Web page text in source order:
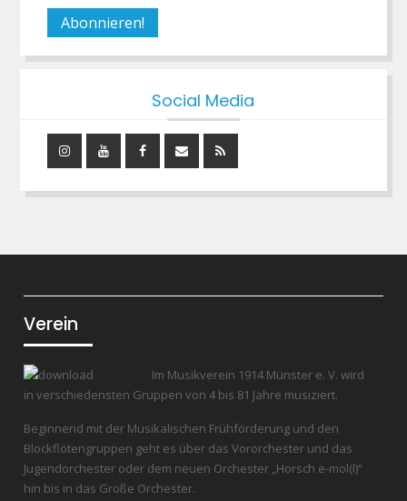
Social Media
Verein
Im Musikverein 1914 Münster e. V. wird
in verschiedensten Gruppen von 4 bis 81 Jahre musiziert.
Beginnend mit der Musikalischen Frühförderung und den
Blockflötengruppen geht es über das Vororchester und das
Jugendorchester oder dem neuen Orchester „Horsch e-mol(l)“
hin bis in das Große Orchester.